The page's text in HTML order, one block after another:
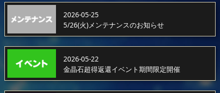
2026-05-25
5/26(火)メンテナンスのお知らせ
2026-05-22
金晶石超得返還イベント期間限定開催